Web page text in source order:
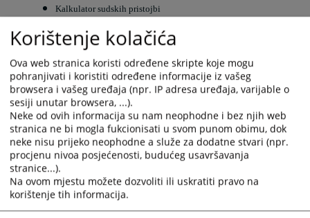
Kalkulator sudskih pristojbi
Potvrde o nevođenju kaznenog postupka
Imenik sudskih vještaka i tumača
Imenik odvjetnika
Registri poslovnih subjekata u BiH
Sve aktivnosti imaju za cilj unaprijediti rad pravosuđa, osigurati bolje i
kvalitetnije elektroničke komunikacije s pravosuđem.
727 PREGLEDA
Korištenje kolačića
Ova web stranica koristi određene skripte koje mogu
pohranjivati i koristiti određene informacije iz vašeg
browsera i vašeg uređaja (npr. IP adresa uređaja, varijable o
sesiji unutar browsera, ...).
Neke od ovih informacija su nam neophodne i bez njih web
stranica ne bi mogla fukcionisati u svom punom obimu, dok
neke nisu prijeko neophodne a služe za dodatne stvari (npr.
procjenu nivoa posjećenosti, budućeg usavršavanja
stranice...).
Na ovom mjestu možete dozvoliti ili uskratiti pravo na
korištenje tih informacija.